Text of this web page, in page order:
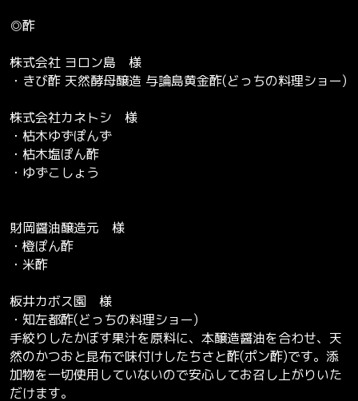
◎酢
株式会社 ヨロン島 様
・きび酢 天然酵母醸造 与論島黄金酢(どっちの料理ショー)
株式会社カネトシ 様
・枯木ゆずぽんず
・枯木塩ぽん酢
・ゆずこしょう
財岡醤油醸造元 様
・橙ぽん酢
・米酢
板井カボス園 様
・知左都酢(どっちの料理ショー)
手絞りしたかぼす果汁を原料に、本醸造醤油を合わせ、天
然のかつおと昆布で味付けしたちさと酢(ポン酢)です。添
加物を一切使用していないので安心してお召し上がりいた
だけます。